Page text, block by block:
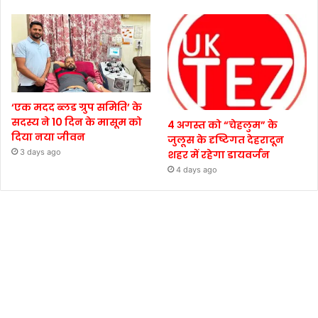
‘एक मदद ब्लड ग्रुप समिति’ के
सदस्य ने 10 दिन के मासूम को
दिया नया जीवन
3 days ago
4 अगस्त को “चेहलुम” के
जुलूस के दृष्टिगत देहरादून
शहर में रहेगा डायवर्जन
4 days ago